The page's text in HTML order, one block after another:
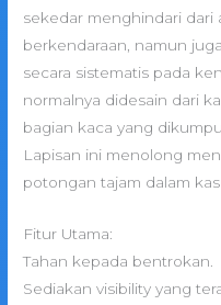
sekedar menghindari
berkendaraan, namun
secara sistematis pada
normalnya didesain dari
bagian kaca yang
Lapisan ini menolong
potongan tajam dalam
Fitur Utama:
Tahan kepada bentrokan.
Sediakan visibility yang